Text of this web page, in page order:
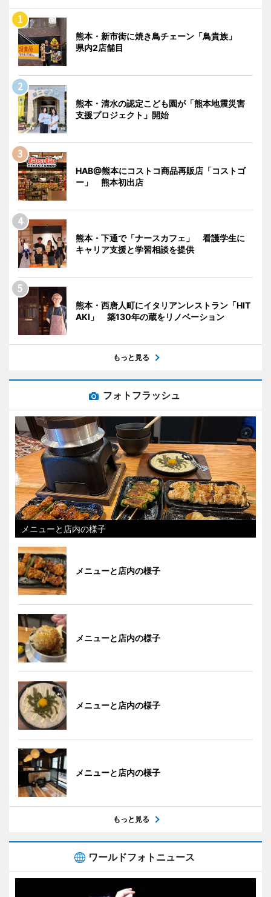
熊本・新市街に焼き鳥チェーン「鳥貴族」
県内2店舗目
熊本・清水の認定こども園が「熊本地震災害
支援プロジェクト」開始
HAB@熊本にコストコ商品再販店「コストゴ
ー」 熊本初出店
熊本・下通で「ナースカフェ」 看護学生に
キャリア支援と学習相談を提供
熊本・西唐人町にイタリアンレストラン「HIT
AKI」 築130年の蔵をリノベーション
もっと見る
フォトフラッシュ
メニューと店内の様子
メニューと店内の様子
メニューと店内の様子
メニューと店内の様子
メニューと店内の様子
もっと見る
ワールドフォトニュース